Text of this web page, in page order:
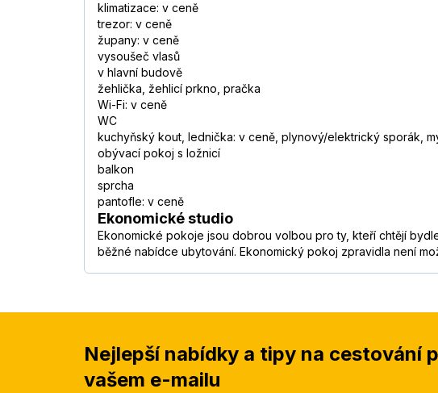
klimatizace: v ceně
trezor: v ceně
župany: v ceně
vysoušeč vlasů
v hlavní budově
žehlička, žehlicí prkno, pračka
Wi-Fi: v ceně
WC
kuchyňský kout, lednička: v ceně, plynový/elektrický sporák,
obývací pokoj s ložnicí
balkon
sprcha
pantofle: v ceně
Ekonomické studio
Ekonomické pokoje jsou dobrou volbou pro ty, kteří chtějí
běžné nabídce ubytování. Ekonomický pokoj zpravidla není
Nejlepší nabídky a tipy na cestování
vašem e-mailu